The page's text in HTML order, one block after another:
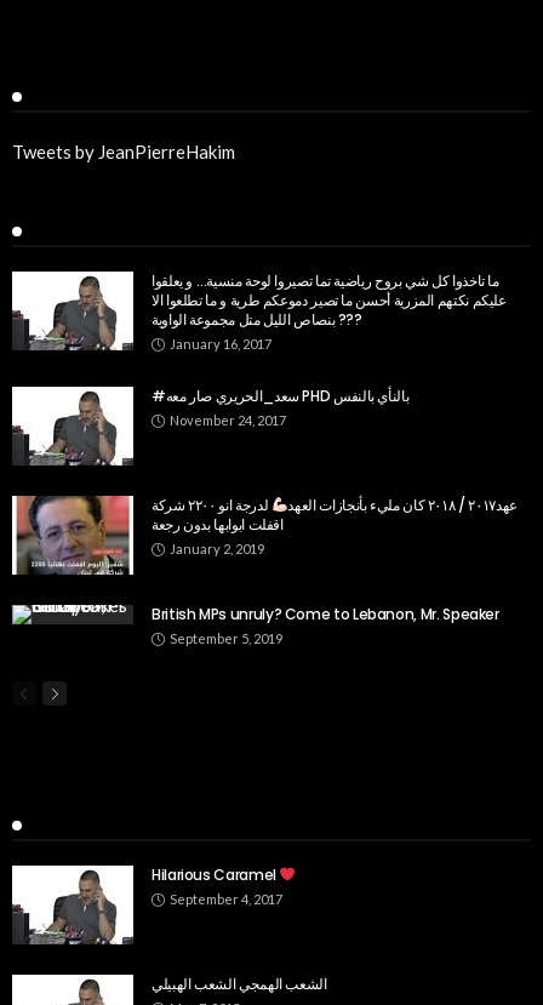
Tweets by JeanPierreHakim
ما تاخذوا كل شي بروح رياضية تما تصيروا لوحة منسية… و يعلقوا
عليكم نكتهم المزرية أحسن ما تصير دموعكم طرية و ما تطلعوا الا
بنصاص الليل متل مجموعة الواوية ???
January 16, 2017
#سعد_الحريري صار معه PHD بالنأي بالنفس
November 24, 2017
عهد٢٠١٧ / ٢٠١٨ كان مليء بأنجازات العهد
لدرجة انو ٢٢٠٠ شركة
اقفلت ابوابها بدون رجعة
January 2, 2019
British MPs unruly? Come to Lebanon, Mr. Speaker
September 5, 2019
Hilarious Caramel
September 4, 2017
الشعب الهمجي الشعب الهبيلي